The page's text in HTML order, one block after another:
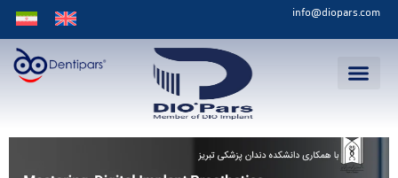
info@diopars.com